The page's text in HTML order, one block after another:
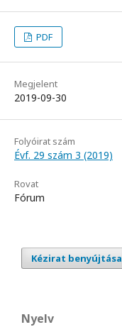
PDF
Megjelent
2019-09-30
Folyóirat szám
Évf. 29 szám 3 (2019)
Rovat
Fórum
Kézirat benyújtása
Nyelv